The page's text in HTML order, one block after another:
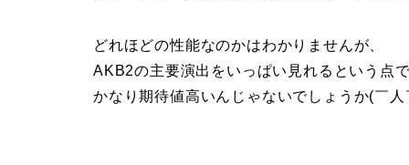
どれほどの性能なのかはわかりませんが、
AKB2の主要演出をいっぱい見れるという点
かなり期待値高いんじゃないでしょうか(￣人